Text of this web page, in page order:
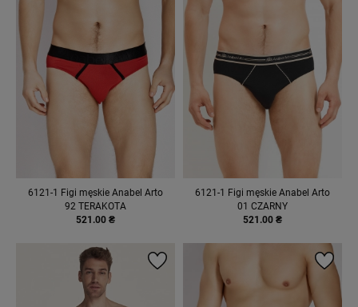
6121-1 Figi męskie Anabel Arto
92 TERAKOTA
521.00 ₴
6121-1 Figi męskie Anabel Arto
01 CZARNY
521.00 ₴